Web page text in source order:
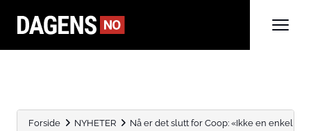
Forside NYHETER Nå er det slutt for Coop: «Ikke en enkel